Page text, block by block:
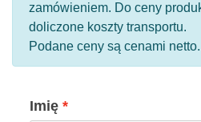
zamówieniem. Do ceny
doliczone koszty transportu.
Podane ceny są cenami netto.
Imię